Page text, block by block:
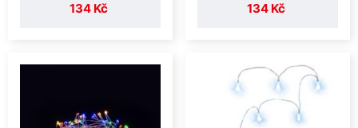
134 Kč 134 Kč